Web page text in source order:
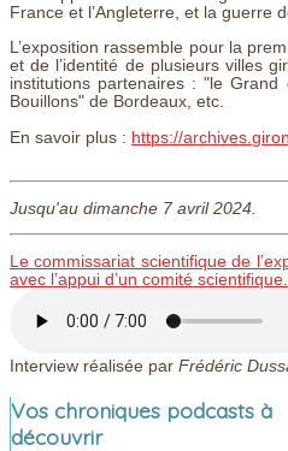
France et l’Angleterre, et la guerre
L’exposition rassemble pour la
et de l’identité de plusieurs villes
institutions partenaires : "le
Bouillons" de Bordeaux, etc.
En savoir plus : https://
Jusqu'au dimanche 7 avril 2024.
Le commissariat scientifique de
avec l’appui d’un comité scientifique.
Interview réalisée par Frédéric
Vos chroniques podcasts à
découvrir